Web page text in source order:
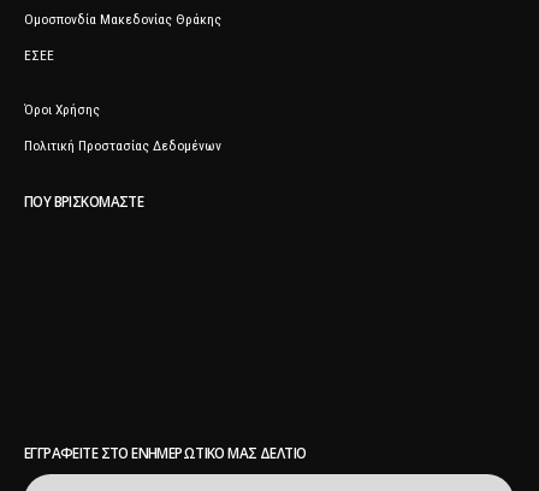
Ομοσπονδία Μακεδονίας Θράκης
ΕΣΕΕ
Όροι Χρήσης
Πολιτική Προστασίας Δεδομένων
ΠΟΥ ΒΡΙΣΚΌΜΑΣΤΕ
ΕΓΓΡΑΦΕΊΤΕ ΣΤΟ ΕΝΗΜΕΡΩΤΙΚΌ ΜΑΣ ΔΕΛΤΊΟ